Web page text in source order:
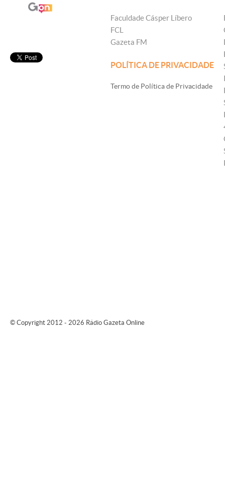
Faculdade Cásper Líbero
FCL
Gazeta FM
POLÍTICA DE PRIVACIDADE
Termo de Política de Privacidade
© Copyright 2012 - 2026 Rádio Gazeta Online